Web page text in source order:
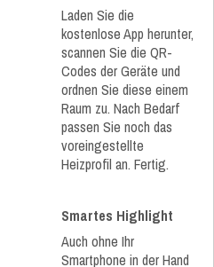
Laden Sie die
kostenlose App herunter,
scannen Sie die QR-
Codes der Geräte und
ordnen Sie diese einem
Raum zu. Nach Bedarf
passen Sie noch das
voreingestellte
Heizprofil an. Fertig.
Smartes Highlight
Auch ohne Ihr
Smartphone in der Hand